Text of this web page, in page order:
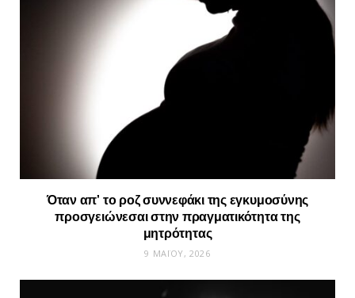
Όταν απ’ το ροζ συννεφάκι της εγκυμοσύνης
προσγειώνεσαι στην πραγματικότητα της
μητρότητας
9 ΜΑΪ́ΟΥ, 2026